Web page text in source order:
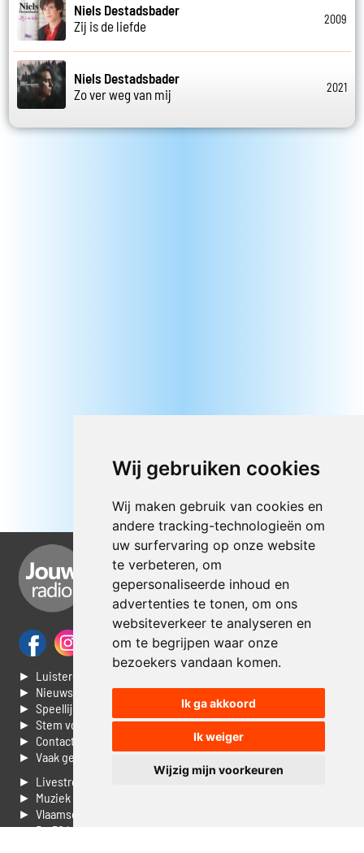
Wij gebruiken cookies
Wij maken gebruik van cookies en
andere tracking-technologieën om
uw surfervaring op onze website
te verbeteren, om
gepersonaliseerde inhoud en
advertenties te tonen, om ons
websiteverkeer te analyseren en
om te begrijpen waar onze
bezoekers vandaan komen.
Ik ga akkoord
Ik weiger
Wijzig mijn voorkeuren
Niels Destadsbader
Zij is de liefde
2009
Niels Destadsbader
Zo ver weg van mij
2021
► Luisteren naar Jouwradio
► Nieuws
► Speellijst
► Stem voor de Dag top 3
► Contacteer ons
► Vaak gestelde vragen
► Livestream informatie
► Muziek opzoeken
► Vlaamse 100 Aller tijden
► De 50 beste van...